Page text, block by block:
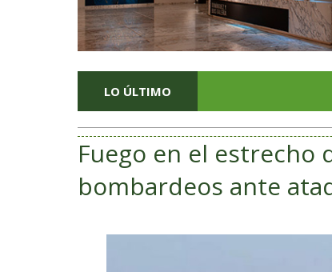
LO ÚLTIMO
Fuego en el estrecho
bombardeos ante